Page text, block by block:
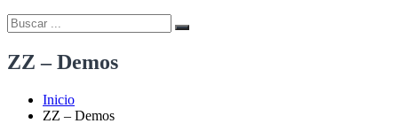
Buscar:
Buscar
ZZ – Demos
Inicio
ZZ – Demos